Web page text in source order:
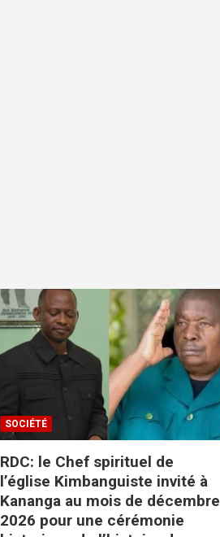
SOCIÉTÉ
RDC: le Chef spirituel de
l’église Kimbanguiste invité à
Kananga au mois de décembre
2026 pour une cérémonie